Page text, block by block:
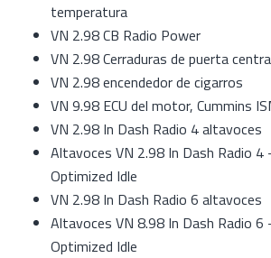
temperatura
VN 2.98 CB Radio Power
VN 2.98 Cerraduras de puerta
VN 2.98 encendedor de cigarros
VN 9.98 ECU del motor, Cummins
VN 2.98 In Dash Radio 4 altavoces
Altavoces VN 2.98 In Dash Radio
Optimized Idle
VN 2.98 In Dash Radio 6 altavoces
Altavoces VN 8.98 In Dash Radio
Optimized Idle